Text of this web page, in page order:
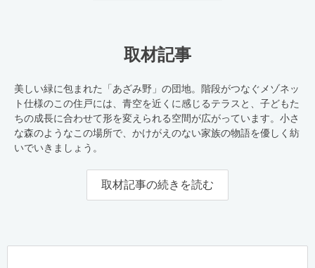
取材記事
美しい緑に包まれた「あざみ野」の団地。階段がつなぐメゾネッ
ト仕様のこの住戸には、青空を近くに感じるテラスと、子どもた
ちの成長に合わせて形を変えられる空間が広がっています。小さ
な森のようなこの場所で、かけがえのない家族の物語を優しく紡
いでいきましょう。
取材記事の続きを読む